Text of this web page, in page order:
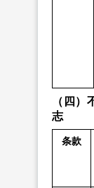
（四
志
条款